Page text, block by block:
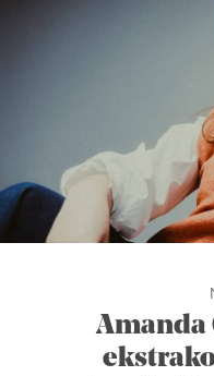
Amanda